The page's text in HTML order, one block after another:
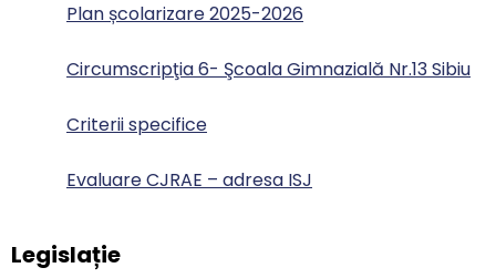
Plan școlarizare 2025-2026
Circumscripţia 6- Şcoala Gimnazială Nr.13 Sibiu
Criterii specifice
Evaluare CJRAE – adresa ISJ
Legislație